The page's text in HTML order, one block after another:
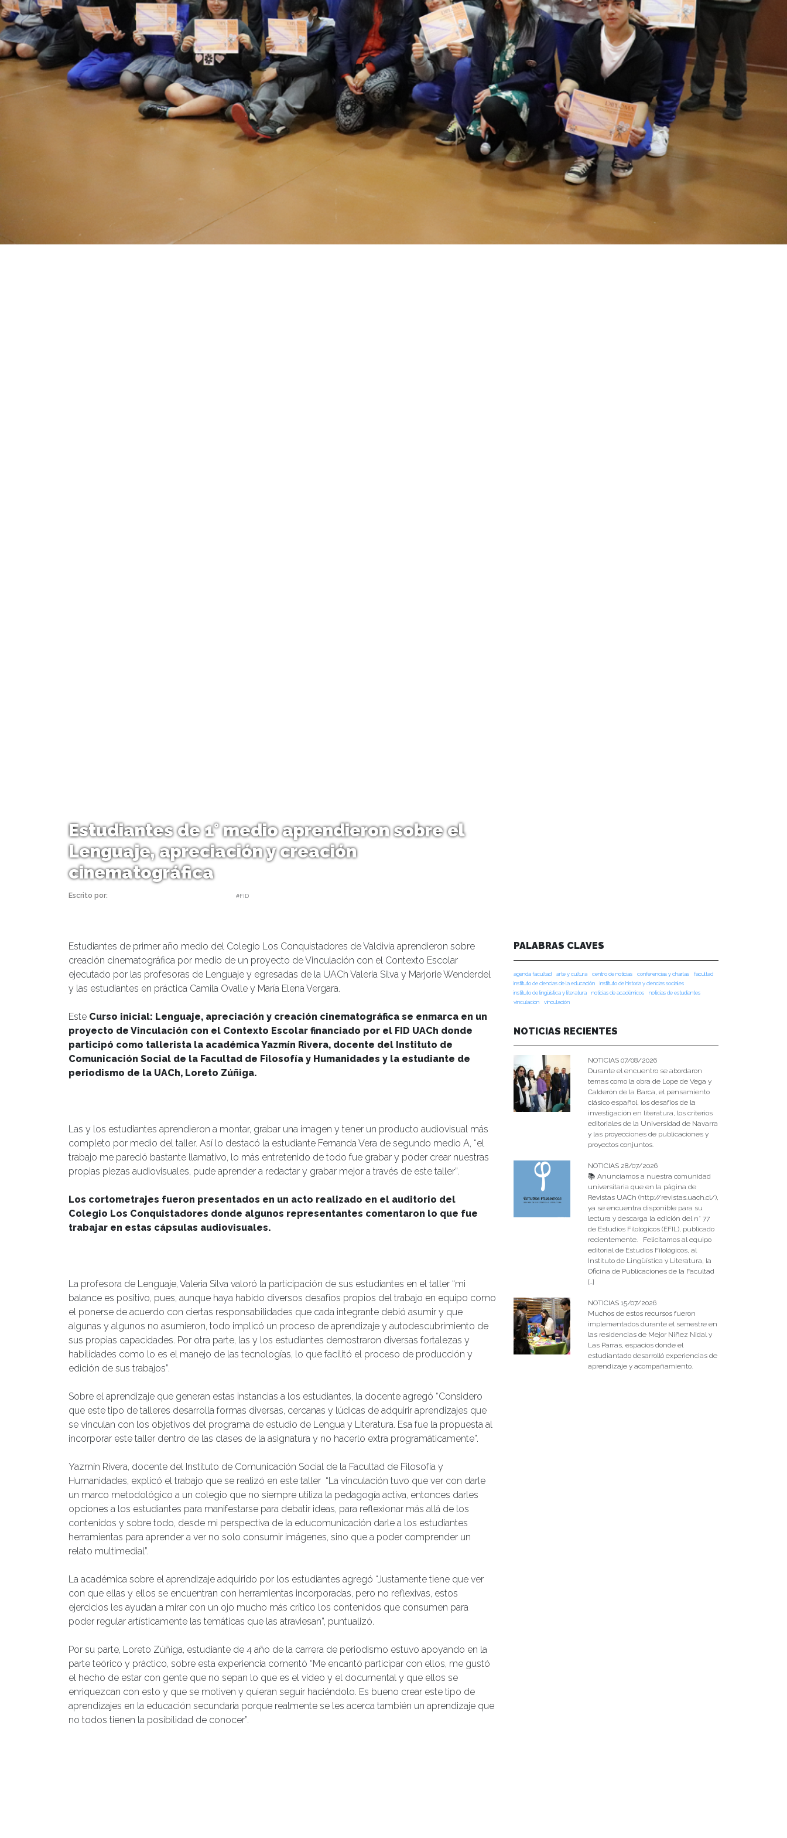
Estudiantes de 1° medio aprendieron sobre el
Lenguaje, apreciación y creación
cinematográfica
Escrito por: #FID
Estudiantes de primer año medio del Colegio Los Conquistadores de Valdivia aprendieron sobre
creación cinematográfica por medio de un proyecto de Vinculación con el Contexto Escolar
ejecutado por las profesoras de Lenguaje y egresadas de la UACh Valeria Silva y Marjorie Wenderdel
y las estudiantes en práctica Camila Ovalle y María Elena Vergara.
Este Curso inicial: Lenguaje, apreciación y creación cinematográfica se enmarca en un
proyecto de Vinculación con el Contexto Escolar financiado por el FID UACh donde
participó como tallerista la académica Yazmín Rivera, docente del Instituto de
Comunicación Social de la Facultad de Filosofía y Humanidades y la estudiante de
periodismo de la UACh, Loreto Zúñiga.
Las y los estudiantes aprendieron a montar, grabar una imagen y tener un producto audiovisual más
completo por medio del taller. Así lo destacó la estudiante Fernanda Vera de segundo medio A, “el
trabajo me pareció bastante llamativo, lo más entretenido de todo fue grabar y poder crear nuestras
propias piezas audiovisuales, pude aprender a redactar y grabar mejor a través de este taller”.
Los cortometrajes fueron presentados en un acto realizado en el auditorio del
Colegio Los Conquistadores donde algunos representantes comentaron lo que fue
trabajar en estas cápsulas audiovisuales.
La profesora de Lenguaje, Valeria Silva valoró la participación de sus estudiantes en el taller “mi
balance es positivo, pues, aunque haya habido diversos desafíos propios del trabajo en equipo como
el ponerse de acuerdo con ciertas responsabilidades que cada integrante debió asumir y que
algunas y algunos no asumieron, todo implicó un proceso de aprendizaje y autodescubrimiento de
sus propias capacidades. Por otra parte, las y los estudiantes demostraron diversas fortalezas y
habilidades como lo es el manejo de las tecnologías, lo que facilitó el proceso de producción y
edición de sus trabajos”.
Sobre el aprendizaje que generan estas instancias a los estudiantes, la docente agregó “Considero
que este tipo de talleres desarrolla formas diversas, cercanas y lúdicas de adquirir aprendizajes que
se vinculan con los objetivos del programa de estudio de Lengua y Literatura. Esa fue la propuesta al
incorporar este taller dentro de las clases de la asignatura y no hacerlo extra programáticamente”.
Yazmín Rivera, docente del Instituto de Comunicación Social de la Facultad de Filosofía y
Humanidades, explicó el trabajo que se realizó en este taller “La vinculación tuvo que ver con darle
un marco metodológico a un colegio que no siempre utiliza la pedagogía activa, entonces darles
opciones a los estudiantes para manifestarse para debatir ideas, para reflexionar más allá de los
contenidos y sobre todo, desde mi perspectiva de la educomunicación darle a los estudiantes
herramientas para aprender a ver no solo consumir imágenes, sino que a poder comprender un
relato multimedial”.
La académica sobre el aprendizaje adquirido por los estudiantes agregó “Justamente tiene que ver
con que ellas y ellos se encuentran con herramientas incorporadas, pero no reflexivas, estos
ejercicios les ayudan a mirar con un ojo mucho más crítico los contenidos que consumen para
poder regular artísticamente las temáticas que las atraviesan”, puntualizó.
Por su parte, Loreto Zúñiga, estudiante de 4 año de la carrera de periodismo estuvo apoyando en la
parte teórico y práctico, sobre esta experiencia comentó “Me encantó participar con ellos, me gustó
el hecho de estar con gente que no sepan lo que es el video y el documental y que ellos se
enriquezcan con esto y que se motiven y quieran seguir haciéndolo. Es bueno crear este tipo de
aprendizajes en la educación secundaria porque realmente se les acerca también un aprendizaje que
no todos tienen la posibilidad de conocer”.
PALABRAS CLAVES
agenda facultad arte y cultura centro de noticias conferencias y charlas
facultad
instituto de ciencias de la educación
instituto de historia y ciencias sociales
instituto de lingüística y literatura
noticias de académicos
noticias de estudiantes
vinculacion
vinculación
NOTICIAS RECIENTES
NOTICIAS 07/08/2026
Durante el encuentro se abordaron
temas como la obra de Lope de Vega y
Calderón de la Barca, el pensamiento
clásico español, los desafíos de la
investigación en literatura, los criterios
editoriales de la Universidad de Navarra
y las proyecciones de publicaciones y
proyectos conjuntos.
NOTICIAS 28/07/2026
📚 Anunciamos a nuestra comunidad
universitaria que en la página de
Revistas UACh (http://revistas.uach.cl/),
ya se encuentra disponible para su
lectura y descarga la edición del n° 77
de Estudios Filológicos (EFIL), publicado
recientemente. Felicitamos al equipo
editorial de Estudios Filológicos, al
Instituto de Lingüística y Literatura, la
Oficina de Publicaciones de la Facultad
[…]
NOTICIAS 15/07/2026
Muchos de estos recursos fueron
implementados durante el semestre en
las residencias de Mejor Niñez Nidal y
Las Parras, espacios donde el
estudiantado desarrolló experiencias de
aprendizaje y acompañamiento.